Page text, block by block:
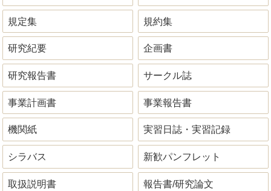
規定集 規約集
研究紀要 企画書
研究報告書 サークル誌
事業計画書 事業報告書
機関紙 実習日誌・実習記録
シラバス 新歓パンフレット
取扱説明書 報告書/研究論文